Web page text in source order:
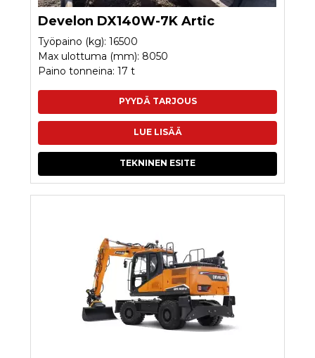
Develon DX140W-7K Artic
Työpaino (kg): 16500
Max ulottuma (mm): 8050
Paino tonneina: 17 t
PYYDÄ TARJOUS
LUE LISÄÄ
TEKNINEN ESITE